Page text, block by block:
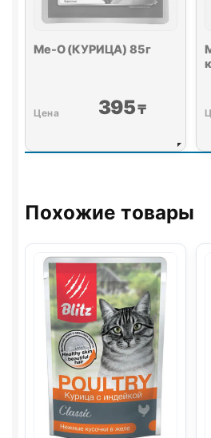
Me-O (КУРИЦА) 85г
395₸
Похожие товары